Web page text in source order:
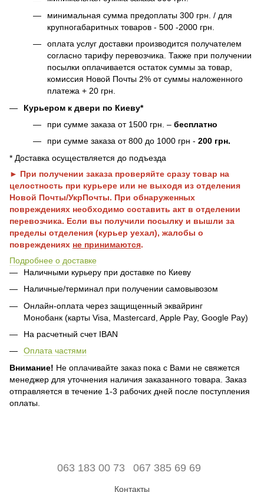
минимальная сумма предоплаты 300 грн. / для
крупногабаритных товаров - 500 -2000 грн.
оплата услуг доставки производится получателем
согласно тарифу перевозчика. Также при получении
посылки оплачивается остаток суммы за товар,
комиссия Новой Почты 2% от суммы наложенного
платежа + 20 грн.
Курьером к двери по Киеву*
при сумме заказа от 1500 грн. – бесплатно
при сумме заказа от 800 до 1000 грн - 200 грн.
* Доставка осуществляется до подъезда
► При получении заказа проверяйте сразу товар на
целостность при курьере или не выходя из отделения
Новой Почты/УкрПочты. При обнаруженных
повреждениях необходимо составить акт в отделении
перевозчика. Если вы получили посылку и вышли за
пределы отделения (курьер уехал), жалобы о
повреждениях не принимаются.
Подробнее о доставке
Наличными курьеру при доставке по Киеву
Наличные/терминал при получении самовывозом
Онлайн-оплата через защищенный эквайринг
Монобанк (карты Visa, Mastercard, Apple Pay, Google Pay)
На расчетный счет IBAN
Оплата частями
Внимание! Не оплачивайте заказ пока с Вами не свяжется
менеджер для уточнения наличия заказанного товара. Заказ
отправляется в течение 1-3 рабочих дней после поступления
оплаты.
063 183 00 73 067 385 69 69
Контакты